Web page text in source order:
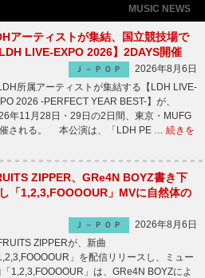
MUSIC NEWS
アーティストが集結、国立競技場で
LDH LIVE-EXPO 2026】2DAYS開催
Ｊ－ＰＯＰ
2026年8月6日
所属アーティストが集結する【LDH LIVE-
2026 -PERFECT YEAR BEST-】が、
年11月28日・29日の2日間、東京・MUFG
催される。 本公演は、「LDH PE … 続きを
ZIPPER、GRe4N BOYZ書き下
「1,2,3,FOOOOUR」MVに自然体の
Ｊ－ＰＯＰ
2026年8月6日
ZIPPERが、新曲
1,2,3,FOOOOUR」を配信リリースし、ミュー
1,2,3,FOOOOUR」は、GRe4N BOYZによ